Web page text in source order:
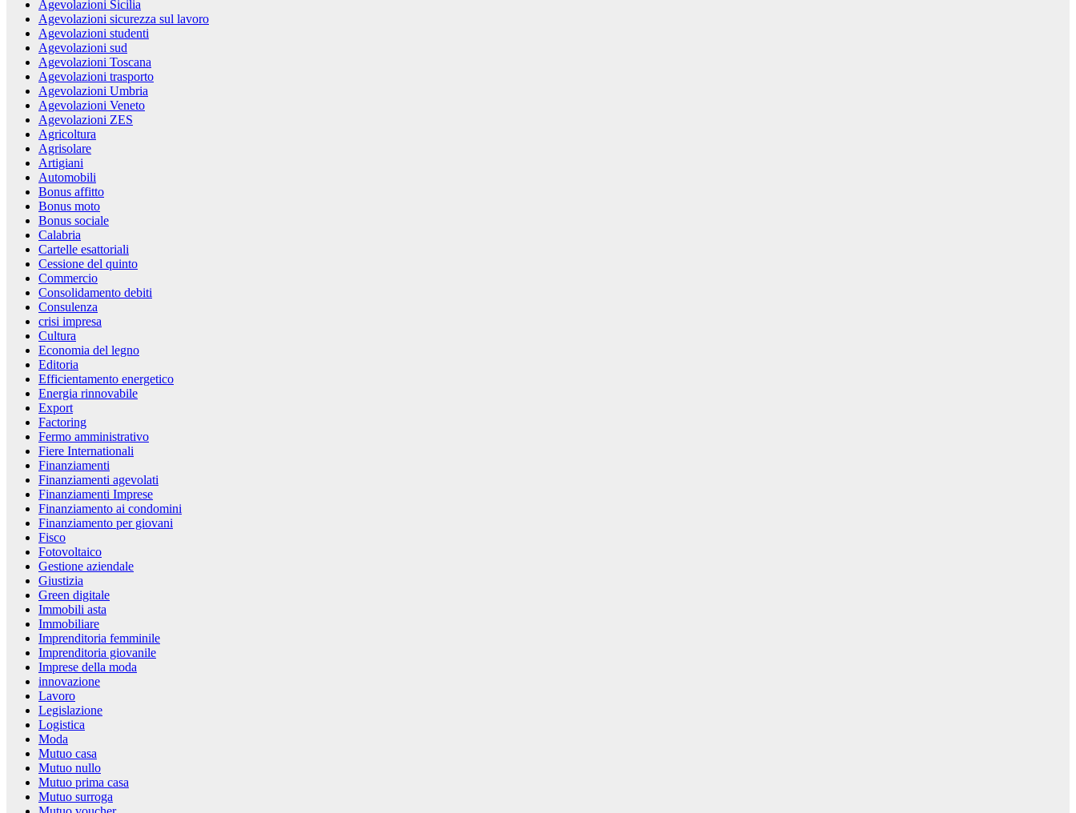
Agevolazioni Sicilia
Agevolazioni sicurezza sul lavoro
Agevolazioni studenti
Agevolazioni sud
Agevolazioni Toscana
Agevolazioni trasporto
Agevolazioni Umbria
Agevolazioni Veneto
Agevolazioni ZES
Agricoltura
Agrisolare
Artigiani
Automobili
Bonus affitto
Bonus moto
Bonus sociale
Calabria
Cartelle esattoriali
Cessione del quinto
Commercio
Consolidamento debiti
Consulenza
crisi impresa
Cultura
Economia del legno
Editoria
Efficientamento energetico
Energia rinnovabile
Export
Factoring
Fermo amministrativo
Fiere Internationali
Finanziamenti
Finanziamenti agevolati
Finanziamenti Imprese
Finanziamento ai condomini
Finanziamento per giovani
Fisco
Fotovoltaico
Gestione aziendale
Giustizia
Green digitale
Immobili asta
Immobiliare
Imprenditoria femminile
Imprenditoria giovanile
Imprese della moda
innovazione
Lavoro
Legislazione
Logistica
Moda
Mutuo casa
Mutuo nullo
Mutuo prima casa
Mutuo surroga